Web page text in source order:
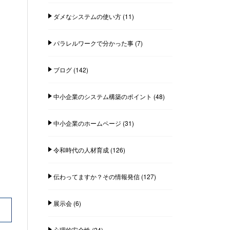
ダメなシステムの使い方(11)
パラレルワークで分かった事(7)
ブログ(142)
中小企業のシステム構築のポイント (48)
中小企業のホームページ (31)
令和時代の人材育成(126)
伝わってますか？その情報発信(127)
展示会(6)